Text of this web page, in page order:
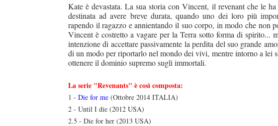
Kate è devastata. La sua storia con Vincent, il revenant che le
destinata ad avere breve durata, quando uno dei loro più
rapendo il ragazzo e annientando il suo corpo, in modo che non
Vincent è costretto a vagare perla Terra sotto forma di spirito...
intenzione di accettare passivamente la perdita del suo grande
di un modo per riportarlo nel mondo dei vivi, mentre intorno a lei
ottenere il dominio supremo sugli immortali.
La serie "Revenants" è così composta:
1 - Die for me (Ottobre 2014 ITALIA)
2 - Until I die (2012 USA)
2.5 - Die for her (2013 USA)